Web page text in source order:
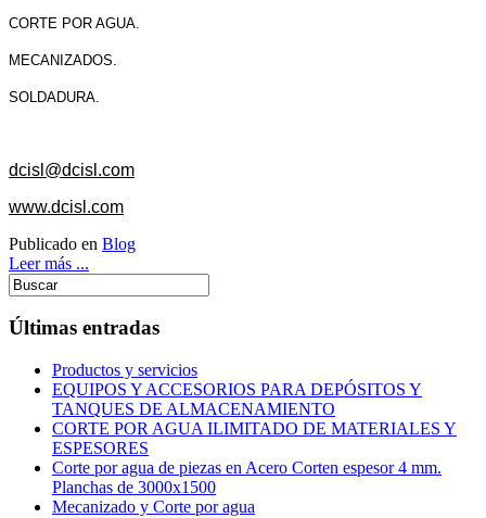
CORTE POR AGUA.
MECANIZADOS.
SOLDADURA.
dcisl@dcisl.com
www.dcisl.com
Publicado en Blog
Leer más ...
Últimas entradas
Productos y servicios
EQUIPOS Y ACCESORIOS PARA DEPÓSITOS Y
TANQUES DE ALMACENAMIENTO
CORTE POR AGUA ILIMITADO DE MATERIALES Y
ESPESORES
Corte por agua de piezas en Acero Corten espesor 4 mm.
Planchas de 3000x1500
Mecanizado y Corte por agua